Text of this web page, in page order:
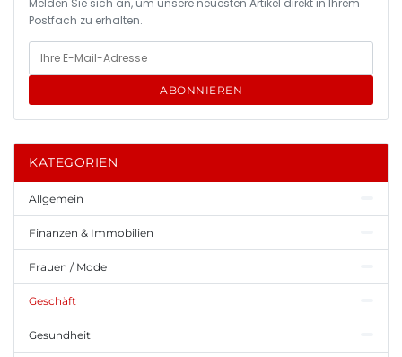
Postfach zu erhalten.
ABONNIEREN
KATEGORIEN
Allgemein
Finanzen & Immobilien
Frauen / Mode
Geschäft
Gesundheit